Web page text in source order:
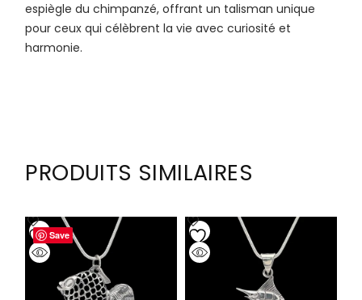
espiègle du chimpanzé, offrant un talisman unique
pour ceux qui célèbrent la vie avec curiosité et
harmonie.
PRODUITS SIMILAIRES
Save
Save